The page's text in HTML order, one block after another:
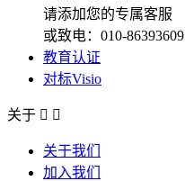
请添加您的专属客服
或致电：010-86393609
教育认证
对标Visio
关于  
关于我们
加入我们